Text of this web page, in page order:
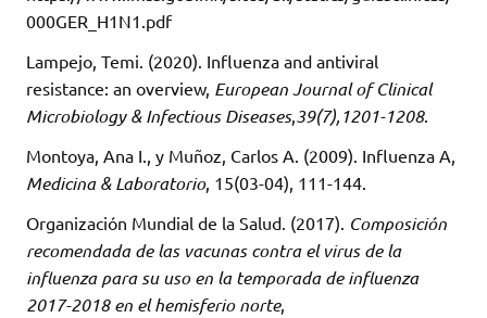
000GER_H1N1.pdf
Lampejo, Temi. (2020). Influenza and antiviral
resistance: an overview, European Journal of Clinical
Microbiology & Infectious Diseases,39(7),1201-1208.
Montoya, Ana I., y Muñoz, Carlos A. (2009). Influenza A,
Medicina & Laboratorio, 15(03-04), 111-144.
Organización Mundial de la Salud. (2017). Composición
recomendada de las vacunas contra el virus de la
influenza para su uso en la temporada de influenza
2017-2018 en el hemisferio norte,